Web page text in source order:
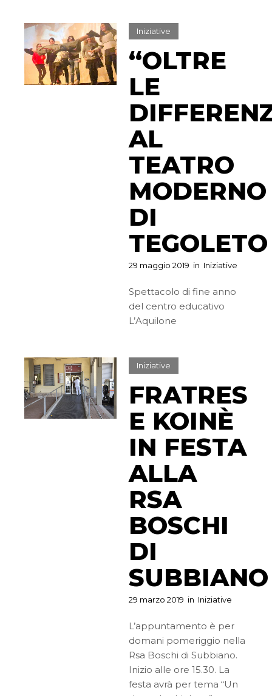
Iniziative
“OLTRE
LE
AL
TEATRO
MODERNO
DI
TEGOLETO
29 maggio 2019 in Iniziative
Spettacolo di fine anno
del centro educativo
L’Aquilone
Iniziative
FRATRES
E KOINÈ
IN FESTA
ALLA
RSA
BOSCHI
DI
SUBBIANO
29 marzo 2019 in Iniziative
L’appuntamento è per
domani pomeriggio nella
Rsa Boschi di Subbiano.
Inizio alle ore 15.30. La
festa avrà per tema “Un